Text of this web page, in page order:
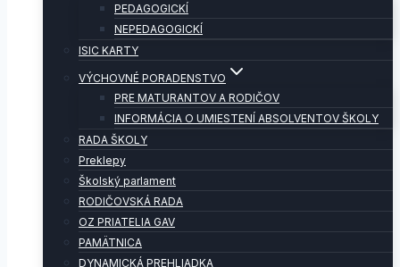
PEDAGOGICKÍ
NEPEDAGOGICKÍ
ISIC KARTY
VÝCHOVNÉ PORADENSTVO
PRE MATURANTOV A RODIČOV
INFORMÁCIA O UMIESTENÍ ABSOLVENTOV ŠKOLY
RADA ŠKOLY
Preklepy
Školský parlament
RODIČOVSKÁ RADA
OZ PRIATELIA GAV
PAMÄTNICA
DYNAMICKÁ PREHLIADKA